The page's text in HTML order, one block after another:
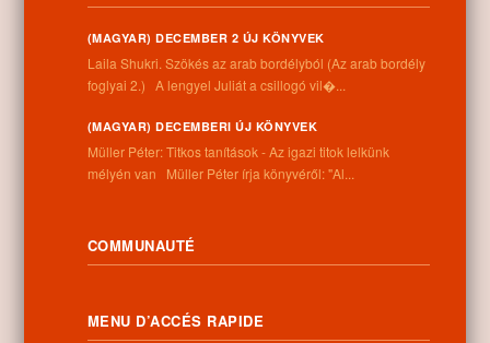
Adresse:
4262 Nyíracsád, Kassai u. 4.
Horaires:
Lundi: 9:00-12:00 13:00-16:30
Jeudi: 9:00-12:00 13:00-16:30
(MAGYAR) DECEMBER 2 ÚJ KÖNYVEK
Laila Shukri. Szökés ​az arab bordélyból (Az arab bordély
foglyai 2.) A lengyel Juliát a csillogó vil�...
(MAGYAR) DECEMBERI ÚJ KÖNYVEK
Müller Péter: Titkos tanítások - Az igazi titok lelkünk
mélyén van Müller Péter írja könyvéről: "Al...
COMMUNAUTÉ
MENU D’ACCÉS RAPIDE